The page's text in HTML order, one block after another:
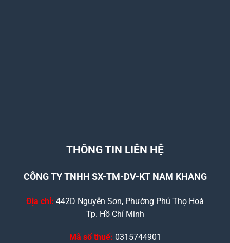
THÔNG TIN LIÊN HỆ
CÔNG TY TNHH SX-TM-DV-KT NAM KHANG
Địa chỉ: 442D Nguyễn Sơn, Phường Phú Thọ Hoà
Tp. Hồ Chí Minh
Mã số thuế: 0315744901